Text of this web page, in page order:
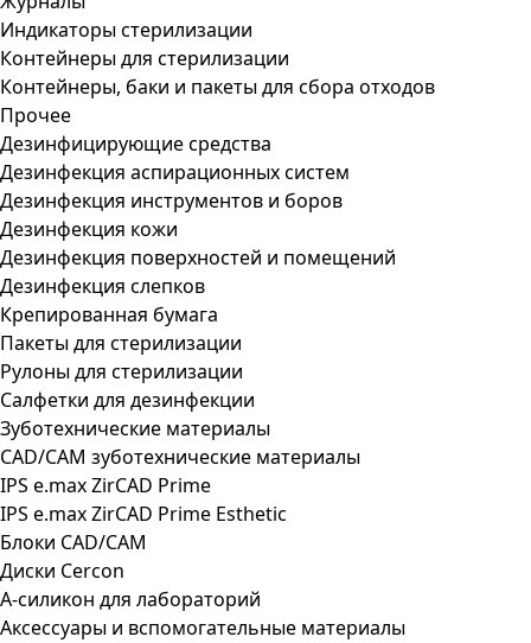
Индикаторы стерилизации
Контейнеры для стерилизации
Контейнеры, баки и пакеты для сбора отходов
Прочее
Дезинфицирующие средства
Дезинфекция аспирационных систем
Дезинфекция инструментов и боров
Дезинфекция кожи
Дезинфекция поверхностей и помещений
Дезинфекция слепков
Крепированная бумага
Пакеты для стерилизации
Рулоны для стерилизации
Салфетки для дезинфекции
Зуботехнические материалы
CAD/CAM зуботехнические материалы
IPS e.max ZirCAD Prime
IPS e.max ZirCAD Prime Esthetic
Блоки CAD/CAM
Диски Cercon
А-силикон для лабораторий
Аксессуары и вспомогательные материалы